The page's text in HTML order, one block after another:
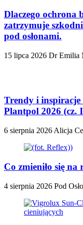
Dlaczego ochrona
zatrzymuje
pod osłonami.
15 lipca 2026 Dr Emilia
Trendy i
Plantpol 2026 (cz.
6 sierpnia 2026 Alicja
Co zmieniło się
4 sierpnia 2026 Pod